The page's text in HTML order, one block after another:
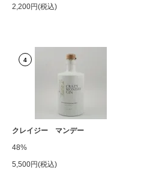
2,200円(税込)
4
クレイジー マンデー
48%
5,500円(税込)